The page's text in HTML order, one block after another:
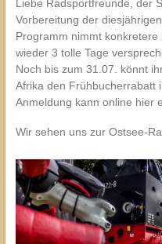
Liebe Radsportfreunde, der
Vorbereitung der
Programm nimmt
wieder 3 tolle Tage
Noch bis zum 31.07. könnt
Afrika den Frühbucherrabatt
Anmeldung kann online hier
Wir sehen uns zur Ostsee-